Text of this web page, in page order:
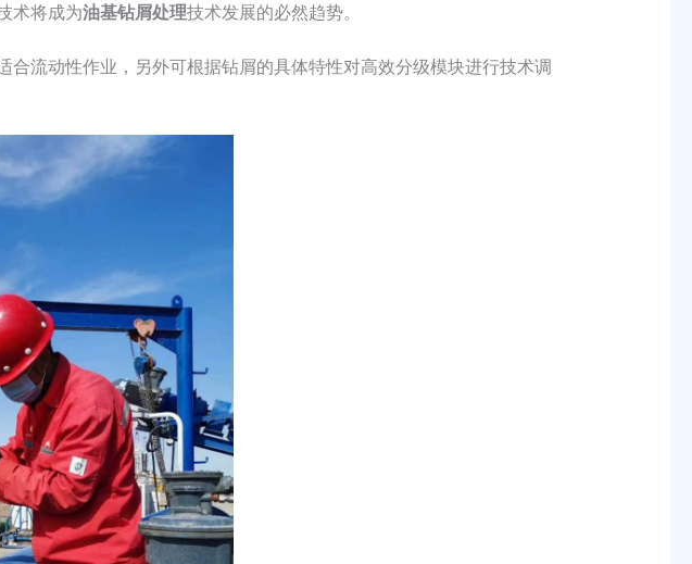
术将成为油基钻屑处理技术发展的必然趋势。
流动性作业，另外可根据钻屑的具体特性对高效分级模块进行技术调